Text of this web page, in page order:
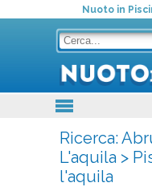
Nuoto in
Ricerca:
L'aquila>
l'aquila